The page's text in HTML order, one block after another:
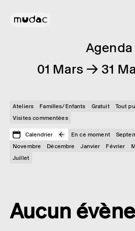
Agenda
01 Mars → 31
Ateliers Familles/Enfants Gratuit
Tout
Visites commentées
Calendrier En ce moment
Novembre
Décembre Janvier Février
Juillet
Aucun